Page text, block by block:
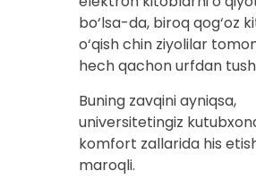
bo‘lsa-da, biroq qog‘oz
o‘qish chin ziyolilar
hech qachon urfdan
Buning zavqini ayniqsa,
universitetingiz
komfort zallarida his
maroqli.